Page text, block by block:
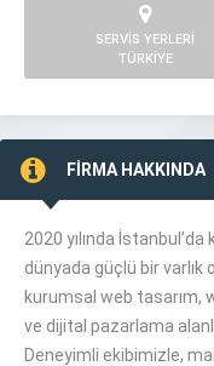
SERVİS YERLERİ
TÜRKİYE
FİRMA HAKKINDA
2020 yılında
dünyada güçlü bir varlık
kurumsal web tasarım,
ve dijital pazarlama
Deneyimli ekibimizle,